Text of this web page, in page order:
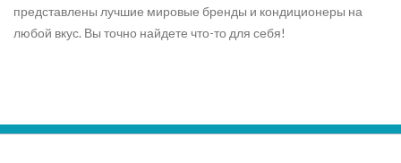
представлены лучшие мировые бренды и кондиционеры на
любой вкус. Вы точно найдете что-то для себя!